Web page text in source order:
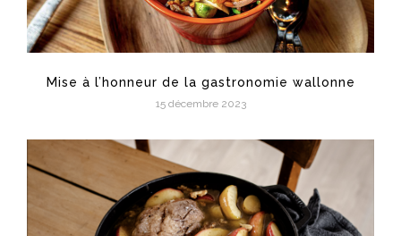
Mise à l’honneur de la gastronomie wallonne
15 décembre 2023